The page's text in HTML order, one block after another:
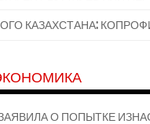
КАЗАХСТАНА:
О ПОПЫТКЕ